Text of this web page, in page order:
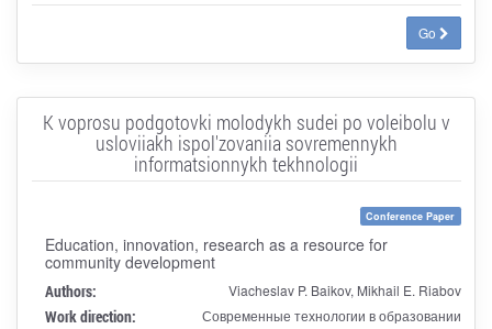
Go
K voprosu podgotovki molodykh sudei po voleibolu v
usloviiakh ispol'zovaniia sovremennykh
informatsionnykh tekhnologii
Conference Paper
Education, innovation, research as a resource for
community development
Authors: Viacheslav P. Baikov, Mikhail E. Riabov
Work direction: Современные технологии в образовании